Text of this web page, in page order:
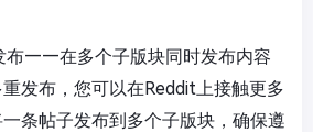
布——在多个子版块同时发布内容
重发布，您可以在Reddit上接触更多
条帖子发布到多个子版块，确保遵